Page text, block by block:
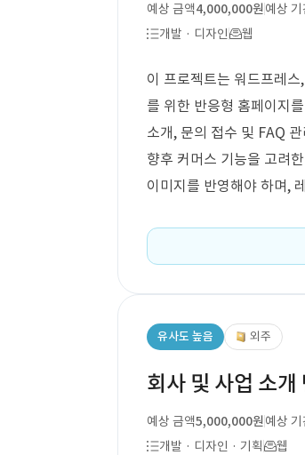
예상 금액4,000,000원예상 기
개발 · 디자인
웹
이 프로젝트는 워드프레
를 위한 반응형 홈페이지
소개, 문의 접수 및 FAQ
향후 커머스 기능을 고려
이미지를 반영해야 하며,
유사도 높음 외주
회사 및 사업 소개
예상 금액5,000,000원예상 기
개발 · 디자인 · 기획
웹